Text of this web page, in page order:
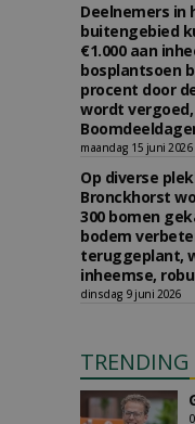
Deelnemers in
buitengebied
€1.000 aan
bosplantsoen
procent door
wordt
maandag 15 juni 2026
Op diverse
Bronckhorst
300 bomen
bodem
teruggeplant,
inheemse,
dinsdag 9 juni 2026
TRENDING